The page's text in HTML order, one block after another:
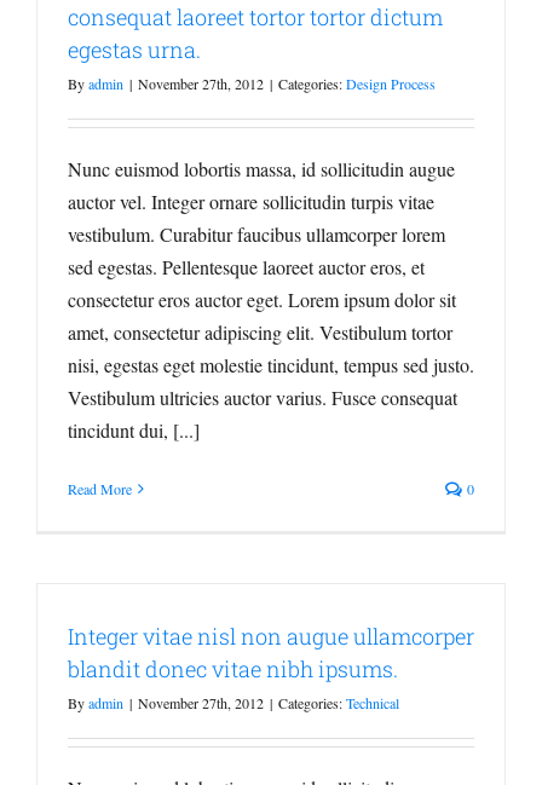
consequat laoreet tortor tortor dictum
egestas urna.
Byadmin | November 27th, 2012 | Categories:Design Process
Nunc euismod lobortis massa, id sollicitudin augue
auctor vel. Integer ornare sollicitudin turpis vitae
vestibulum. Curabitur faucibus ullamcorper lorem
sed egestas. Pellentesque laoreet auctor eros, et
consectetur eros auctor eget. Lorem ipsum dolor sit
amet, consectetur adipiscing elit. Vestibulum tortor
nisi, egestas eget molestie tincidunt, tempus sed justo.
Vestibulum ultricies auctor varius. Fusce consequat
tincidunt dui, [...]
Read More 0
Integer vitae nisl non augue ullamcorper
blandit donec vitae nibh ipsums.
Byadmin | November 27th, 2012 | Categories:Technical